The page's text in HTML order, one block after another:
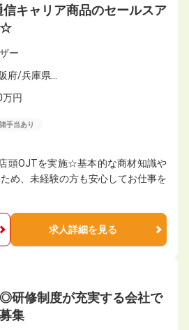
キャリア商品のセールスア
☆
ー
府/兵庫県…
円
諸手当あり
頭OJTを実施☆基本的な商材知識や
め、未経験の方も安心してお仕事を
求人詳細を見る
◎研修制度が充実する会社で
集